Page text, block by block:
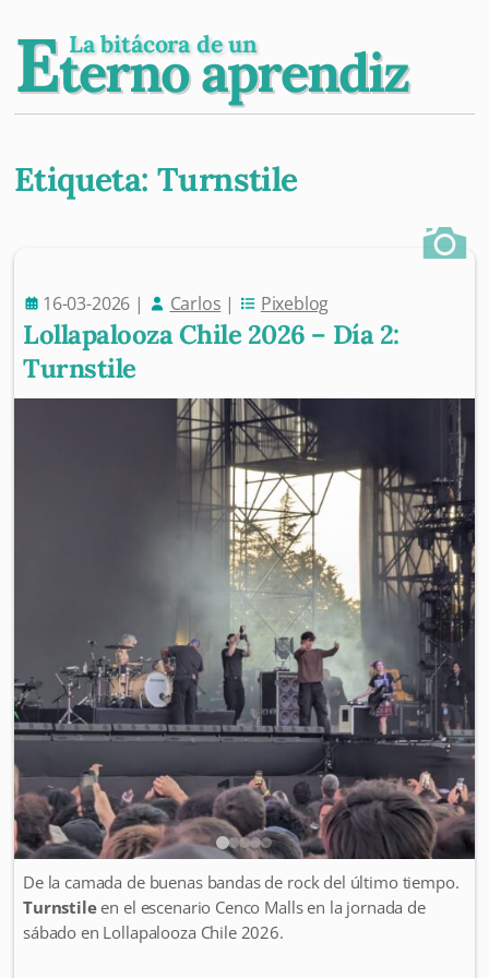
Eterno aprendiz
La bitácora de un
Etiqueta: Turnstile
16-03-2026 | Carlos | Pixeblog
Lollapalooza Chile 2026 – Día 2:
Turnstile
De la camada de buenas bandas de rock del último tiempo.
Turnstile en el escenario Cenco Malls en la jornada de
sábado en Lollapalooza Chile 2026.